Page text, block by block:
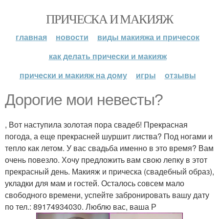
ПРИЧЕСКА И МАКИЯЖ
главная новости
виды макияжа и причесок
как делать прически и макияж
прически и макияж на дому
игры отзывы
Дорогие мои невесты?
, Вот наступила золотая пора свадеб! Прекрасная
погода, а еще прекрасней шуршит листва? Под ногами и
тепло как летом. У вас свадьба именно в это время? Вам
очень повезло. Хочу предложить вам свою лепку в этот
прекрасный день. Макияж и прическа (свадебный образ),
укладки для мам и гостей. Осталось совсем мало
свободного времени, успейте забронировать вашу дату
по тел.: 89174934030. Люблю вас, ваша Р